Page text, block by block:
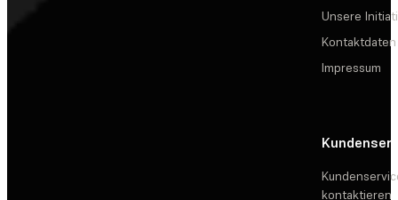
Unsere
Kontaktdaten
Impressum
kontaktieren